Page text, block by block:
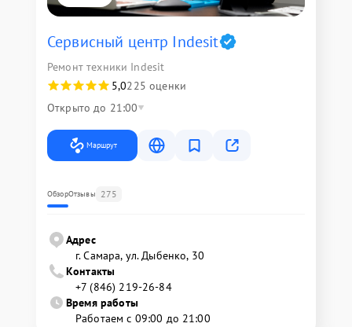
Сервисный центр Indesit
Ремонт техники Indesit
5,0225 оценки
Открыто до 21:00
Маршрут
ОбзорОтзывы 275
Адрес
г. Самара, ул. Дыбенко, 30
Контакты
+7 (846) 219-26-84
Время работы
Работаем с 09:00 до 21:00